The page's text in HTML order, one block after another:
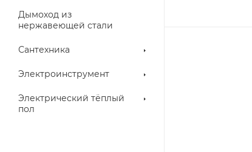
Дымоход из
нержавеющей стали
Сантехника
Электроинструмент
Электрический тёплый
пол